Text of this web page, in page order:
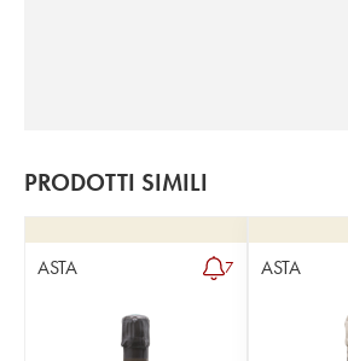
PRODOTTI SIMILI
ASTA 7 ASTA